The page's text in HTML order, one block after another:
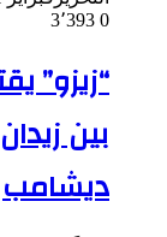
0
“زيزو”
بين
ديشامب